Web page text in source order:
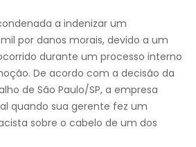
a indenizar um
por danos morais, devido a um
durante um processo interno
De acordo com a decisão da
de São Paulo/SP, a empresa
quando sua gerente fez um
sobre o cabelo de um dos